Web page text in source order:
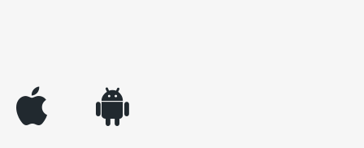
appleinc android